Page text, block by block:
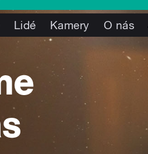
Lidé Kamery O nás